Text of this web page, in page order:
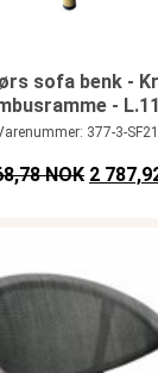
sofa benk -
-
377-3-
NOK 2